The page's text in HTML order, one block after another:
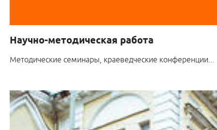
Научно-методическая работа
Методические семинары, краеведческие конференции...